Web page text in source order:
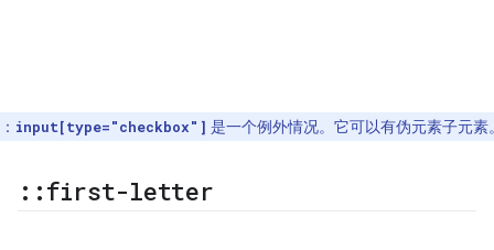
： input[type="checkbox"] 是一个例外情况。它可以有伪元素子元素
::first-letter